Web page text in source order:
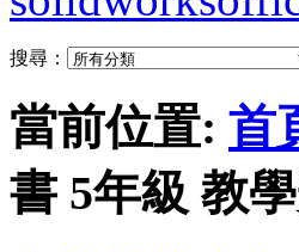
搜尋：
當前位置: 首
書 5年級 教